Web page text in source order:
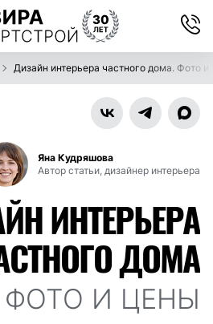
Дизайн интерьера частного дома. Фото
Яна Кудряшова
Автор статьи, дизайнер интерьера
ИНТЕРЬЕРА
ДОМА
ФОТО И ЦЕНЫ